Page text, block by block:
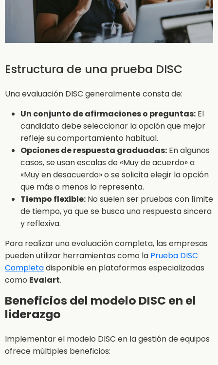
Estructura de una prueba DISC
Una evaluación DISC generalmente consta de:
Un conjunto de afirmaciones o preguntas: El
candidato debe seleccionar la opción que mejor
refleje su comportamiento habitual.
Opciones de respuesta graduadas: En algunos
casos, se usan escalas de «Muy de acuerdo» a
«Muy en desacuerdo» o se solicita elegir la opción
que más o menos lo representa.
Tiempo flexible: No suelen ser pruebas con límite
de tiempo, ya que se busca una respuesta sincera
y reflexiva.
Para realizar una evaluación completa, las empresas
pueden utilizar herramientas como la Prueba DISC
Completadisponible en plataformas especializadas
como Evalart.
Beneficios del modelo DISC en el
liderazgo
Implementar el modelo DISC en la gestión de equipos
ofrece múltiples beneficios: